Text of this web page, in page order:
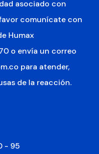
asociado con
comunícate con
Humax
o envía un correo
para atender,
de la reacción.
- 95